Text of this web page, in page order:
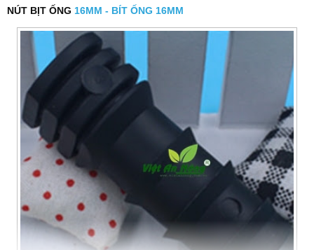
NÚT BỊT ỐNG 16MM - BÍT ỐNG 16MM